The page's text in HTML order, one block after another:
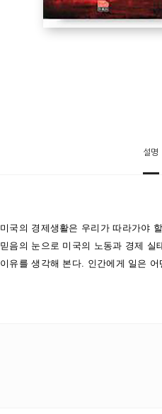
설명
미국의 경제생활은 우리가 따라가야
믿음의 눈으로 미국의 노동과 경제
이유를 생각해 본다. 인간에게 일은